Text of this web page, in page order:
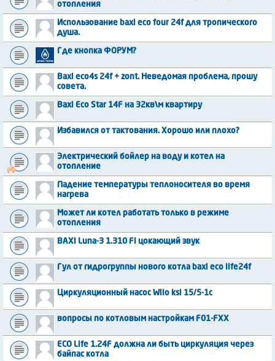
отопления
Использование baxi eco four 24f для тропического
душа.
Где кнопка ФОРУМ?
Baxi eco4s 24f + zont. Неведомая проблема, прошу
совета.
Baxi Eco Star 14F на 32кв\м квартиру
Избавился от тактования. Хорошо или плохо?
Электрический бойлер на воду и котел на
отопление
Падение температуры теплоносителя во время
нагрева
Может ли котел работать только в режиме
отопления
BAXI Luna-3 1.310 Fi цокающий звук
Гул от гидрогруппы нового котла baxi eco life24f
Циркуляционный насос Wilo ksl 15/5-1c
вопросы по котловым настройкам F01-FXX
ECO Life 1.24F должна ли быть циркуляция через
байпас котла